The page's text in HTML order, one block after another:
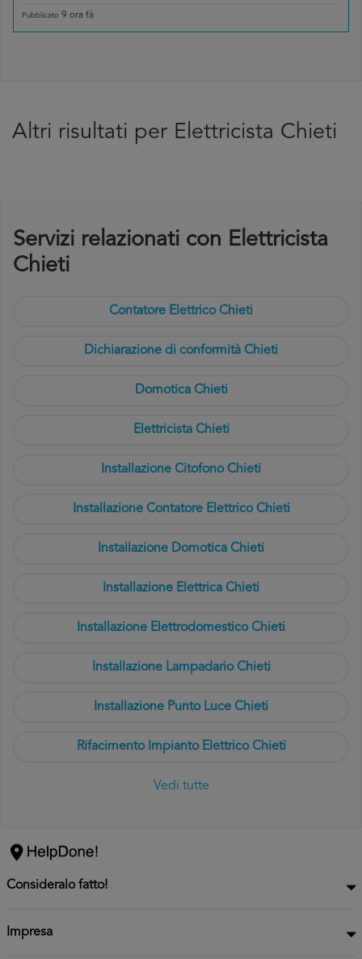
Pubblicato 9 ora fà
Altri risultati per Elettricista Chieti
Servizi relazionati con Elettricista
Chieti
Contatore Elettrico Chieti
Dichiarazione di conformità Chieti
Domotica Chieti
Elettricista Chieti
Installazione Citofono Chieti
Installazione Contatore Elettrico Chieti
Installazione Domotica Chieti
Installazione Elettrica Chieti
Installazione Elettrodomestico Chieti
Installazione Lampadario Chieti
Installazione Punto Luce Chieti
Rifacimento Impianto Elettrico Chieti
Vedi tutte
Consideralo fatto!
Impresa